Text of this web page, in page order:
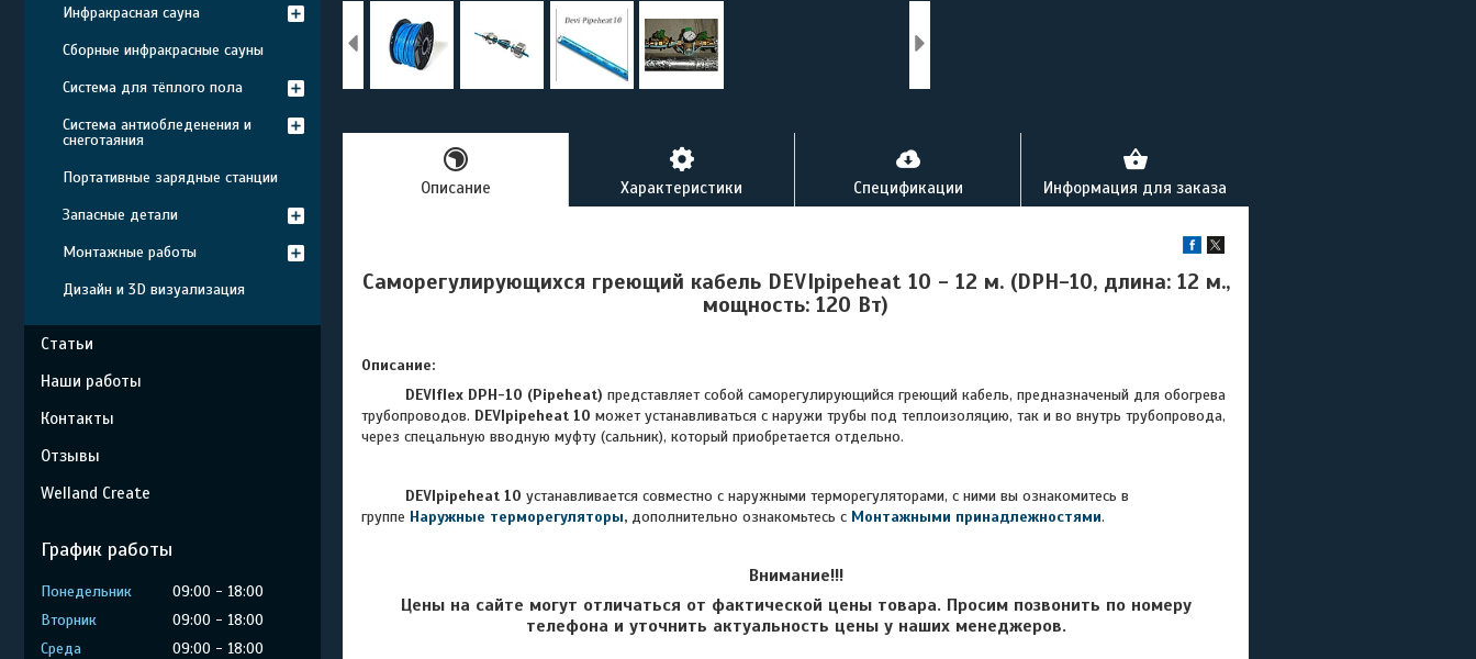
Описание Характеристики Спецификации Информация для заказа
Саморегулирующихся греющий кабель DEVIpipeheat 10 - 12 м. (DPH-10, длина: 12 м.,
мощность: 120 Вт)
Описание:
DEVIflex DPH-10 (Pipeheat) представляет собой саморегулирующийся греющий кабель, предназначеный для обогрева
трубопроводов. DEVIpipeheat 10 может устанавливаться с наружи трубы под теплоизоляцию, так и во внутрь трубопровода,
через спецальную вводную муфту (сальник), который приобретается отдельно.
DEVIpipeheat 10 устанавливается совместно с наружными терморегуляторами, с ними вы ознакомитесь в
группе Наружные терморегуляторы, дополнительно ознакомьтесь с Монтажными принадлежностями.
Внимание!!!
Цены на сайте могут отличаться от фактической цены товара. Просим позвонить по номеру
телефона и уточнить актуальность цены у наших менеджеров.
Инфракрасная сауна
Сборные инфракрасные сауны
Система для тёплого пола
Система антиобледенения и
снеготаяния
Портативные зарядные станции
Запасные детали
Монтажные работы
Дизайн и 3D визуализация
Статьи
Наши работы
Контакты
Отзывы
Welland Create
График работы
Понедельник 09:00
18:00
Вторник
09:00
18:00
Среда
09:00
18:00